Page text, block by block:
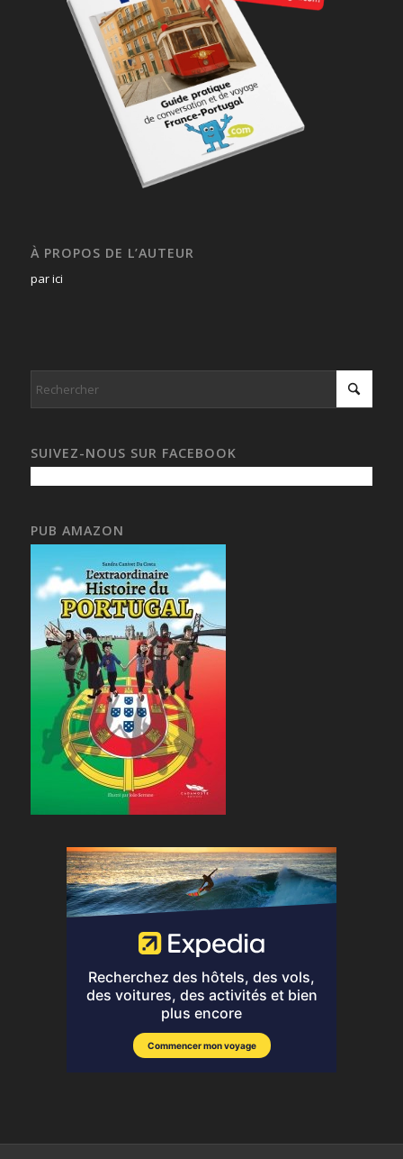
À PROPOS DE L’AUTEUR
par ici
SUIVEZ-NOUS SUR FACEBOOK
PUB AMAZON